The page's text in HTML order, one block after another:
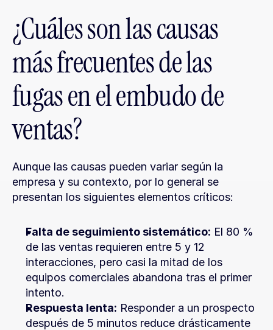
¿Cuáles son las causas
más frecuentes de las
fugas en el embudo de
ventas?
Aunque las causas pueden variar según la
empresa y su contexto, por lo general se
presentan los siguientes elementos críticos:
Falta de seguimiento sistemático: El 80 %
de las ventas requieren entre 5 y 12
interacciones, pero casi la mitad de los
equipos comerciales abandona tras el primer
intento.
Respuesta lenta: Responder a un prospecto
después de 5 minutos reduce drásticamente